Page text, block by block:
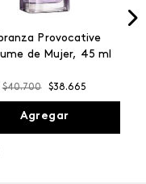
Provocative
de Mujer, 45 ml
$40.700 $38.665
Agregar